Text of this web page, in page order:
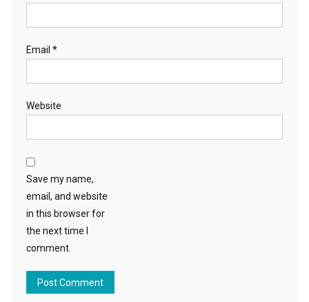
Email *
Website
Save my name,
email, and website
in this browser for
the next time I
comment.